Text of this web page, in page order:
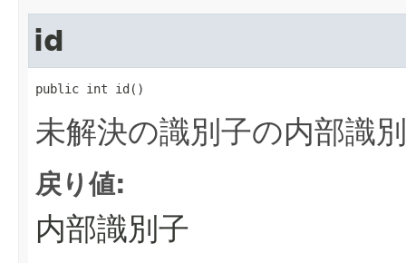
id
public int id()
未解決の識別子の内部識
戻り値:
内部識別子